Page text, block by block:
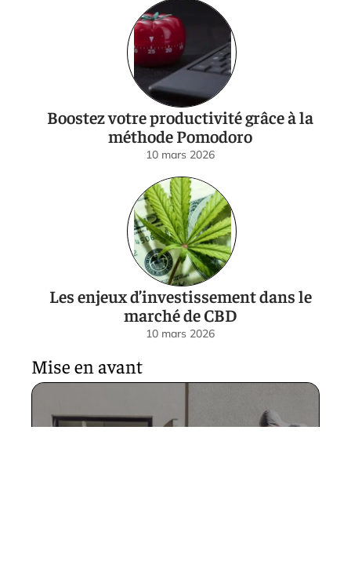
Boostez votre productivité grâce à la
méthode Pomodoro
10 mars 2026
Les enjeux d’investissement dans le
marché de CBD
10 mars 2026
Mise en avant